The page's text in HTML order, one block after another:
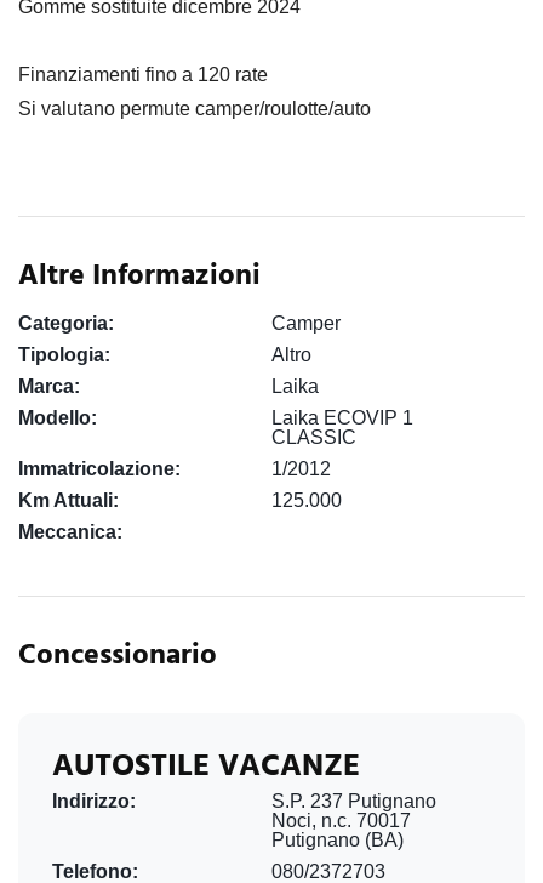
Gomme sostituite dicembre 2024
Finanziamenti fino a 120 rate
Si valutano permute camper/roulotte/auto
Altre Informazioni
Categoria:
Camper
Tipologia:
Altro
Marca:
Laika
Modello:
Laika ECOVIP 1
CLASSIC
Immatricolazione:
1/2012
Km Attuali:
125.000
Meccanica:
Concessionario
AUTOSTILE VACANZE
Indirizzo:
S.P. 237 Putignano
Noci, n.c. 70017
Putignano (BA)
Telefono:
080/2372703